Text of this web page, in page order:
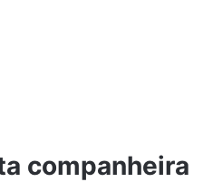
companheira